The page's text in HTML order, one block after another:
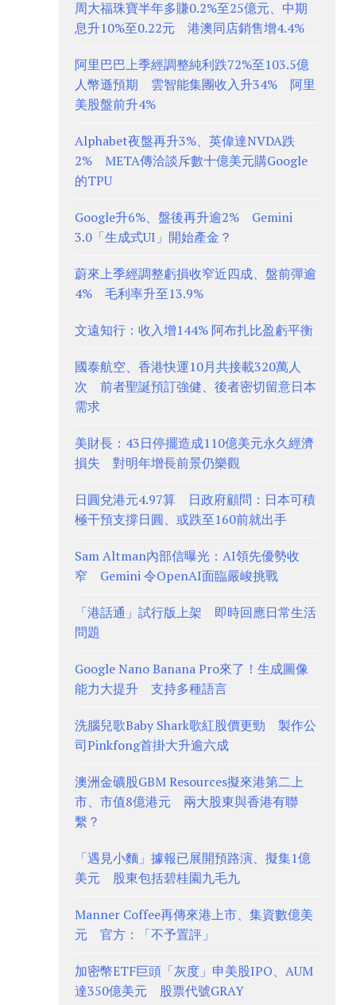
周大福珠寶半年多賺0.2%至25億元、中期
息升10%至0.22元 港澳同店銷售增4.4%
阿里巴巴上季經調整純利跌72%至103.5億
人幣遜預期 雲智能集團收入升34% 阿里
美股盤前升4%
Alphabet夜盤再升3%、英偉達NVDA跌
2% META傳洽談斥數十億美元購Google
的TPU
Google升6%、盤後再升逾2% Gemini
3.0「生成式UI」開始產金？
蔚來上季經調整虧損收窄近四成、盤前彈逾
4% 毛利率升至13.9%
文遠知行：收入增144% 阿布扎比盈虧平衡
國泰航空、香港快運10月共接載320萬人
次 前者聖誕預訂強健、後者密切留意日本
需求
美財長：43日停擺造成110億美元永久經濟
損失 對明年增長前景仍樂觀
日圓兌港元4.97算 日政府顧問：日本可積
極干預支撐日圓、或跌至160前就出手
Sam Altman內部信曝光：AI領先優勢收
窄 Gemini 令OpenAI面臨嚴峻挑戰
「港話通」試行版上架 即時回應日常生活
問題
Google Nano Banana Pro來了！生成圖像
能力大提升 支持多種語言
洗腦兒歌Baby Shark歌紅股價更勁 製作公
司Pinkfong首掛大升逾六成
澳洲金礦股GBM Resources擬來港第二上
市、市值8億港元 兩大股東與香港有聯
繫？
「遇見小麵」據報已展開預路演、擬集1億
美元 股東包括碧桂園九毛九
Manner Coffee再傳來港上市、集資數億美
元 官方：「不予置評」
加密幣ETF巨頭「灰度」申美股IPO、AUM
達350億美元 股票代號GRAY